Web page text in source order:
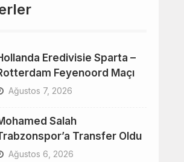
Eredivisie Sparta –
Feyenoord Maçı
Ağustos 7, 2026
Salah
Transfer Oldu
Ağustos 6, 2026